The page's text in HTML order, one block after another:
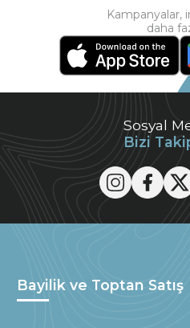
Sosyal
Bizi
Kampanyalar,
daha
Bayilik ve Toptan Satış